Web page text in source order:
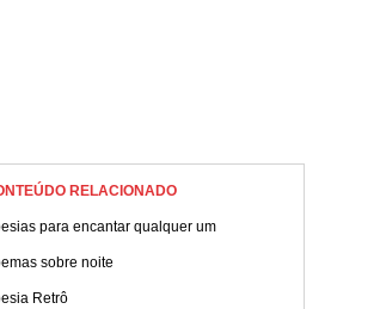
RELACIONADO
para encantar qualquer um
sobre noite
Retrô